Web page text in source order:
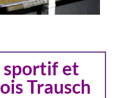
sportif et
Trausch